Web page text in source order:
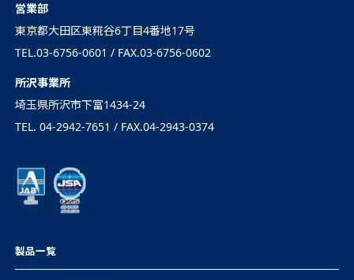
営業部
東京都大田区東糀谷6丁目4番地17号
TEL.03-6756-0601 / FAX.03-6756-0602
所沢事業所
埼玉県所沢市下富1434-24
TEL. 04-2942-7651 / FAX.04-2943-0374
製品一覧